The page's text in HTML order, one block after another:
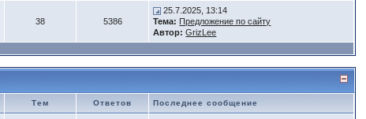
38 5386
25.7.2025, 13:14
Тема: Предложение по сайту
Автор: GrizLee
Тем Ответов Последнее сообщение